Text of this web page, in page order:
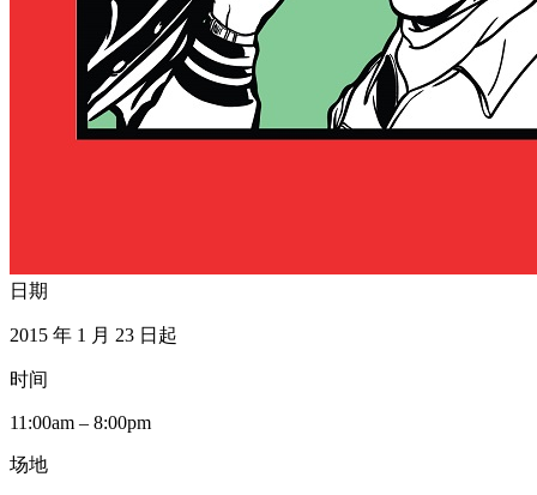
日期
2015 年 1 月 23 日起
时间
11:00am – 8:00pm
场地